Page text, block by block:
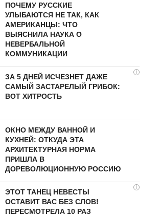
ПОЧЕМУ РУССКИЕ
УЛЫБАЮТСЯ НЕ ТАК, КАК
АМЕРИКАНЦЫ: ЧТО
ВЫЯСНИЛА НАУКА О
НЕВЕРБАЛЬНОЙ
КОММУНИКАЦИИ
i
ЗА 5 ДНЕЙ ИСЧЕЗНЕТ ДАЖЕ
САМЫЙ ЗАСТАРЕЛЫЙ ГРИБОК:
ВОТ ХИТРОСТЬ
ОКНО МЕЖДУ ВАННОЙ И
КУХНЕЙ: ОТКУДА ЭТА
АРХИТЕКТУРНАЯ НОРМА
ПРИШЛА В
ДОРЕВОЛЮЦИОННУЮ РОССИЮ
i
ЭТОТ ТАНЕЦ НЕВЕСТЫ
ОСТАВИТ ВАС БЕЗ СЛОВ!
ПЕРЕСМОТРЕЛА 10 РАЗ